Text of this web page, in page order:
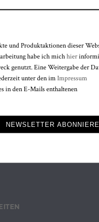
habe.
und Produktaktionen dieser
habe ich mich hier
genutzt. Eine Weitergabe der
unter den im Impressum
in den E-Mails enthaltenen
NEWSLETTER